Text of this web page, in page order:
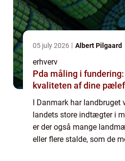
05 july 2026 Albert Pilgaard
erhverv
Pda måling i
kvaliteten af dine
I Danmark har landbruget
landets store indtægter i
er der også mange
eller flere stalde, som de